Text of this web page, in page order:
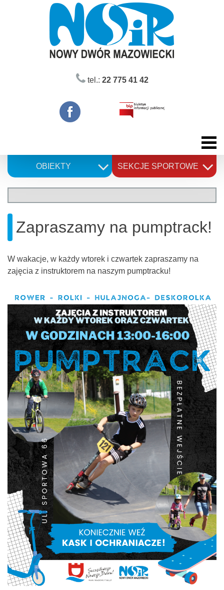
tel.: 22 775 41 42
OBIEKTY SEKCJE SPORTOWE
Zapraszamy na pumptrack!
W wakacje, w każdy wtorek i czwartek zapraszamy na
zajęcia z instruktorem na naszym pumptracku!